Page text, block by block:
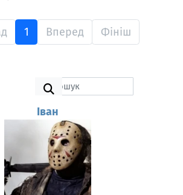
1 Вперед Фініш
Іван